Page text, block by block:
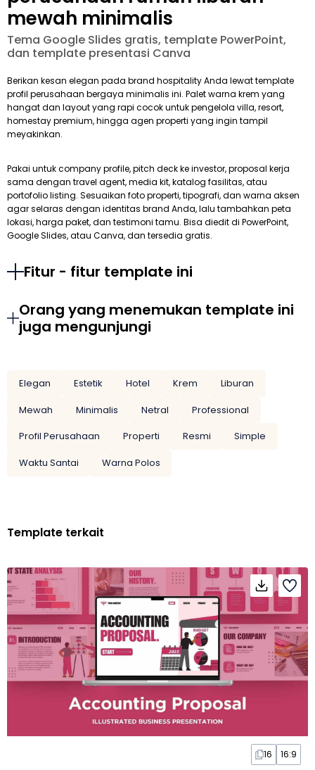
mewah minimalis
Tema Google Slides gratis, template PowerPoint,
dan template presentasi Canva
Berikan kesan elegan pada brand hospitality Anda lewat template
profil perusahaan bergaya minimalis ini. Palet warna krem yang
hangat dan layout yang rapi cocok untuk pengelola villa, resort,
homestay premium, hingga agen properti yang ingin tampil
meyakinkan.
Pakai untuk company profile, pitch deck ke investor, proposal kerja
sama dengan travel agent, media kit, katalog fasilitas, atau
portofolio listing. Sesuaikan foto properti, tipografi, dan warna aksen
agar selaras dengan identitas brand Anda, lalu tambahkan peta
lokasi, harga paket, dan testimoni tamu. Bisa diedit di PowerPoint,
Google Slides, atau Canva, dan tersedia gratis.
Fitur - fitur template ini
Orang yang menemukan template ini
juga mengunjungi
Elegan Estetik Hotel Krem
Liburan
Mewah
Minimalis Netral
Professional
Profil Perusahaan
Properti Resmi
Simple
Waktu Santai
Warna Polos
Template terkait
16 16:9